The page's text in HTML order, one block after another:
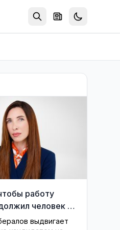
работу
человек из
окружения —
выдвигает